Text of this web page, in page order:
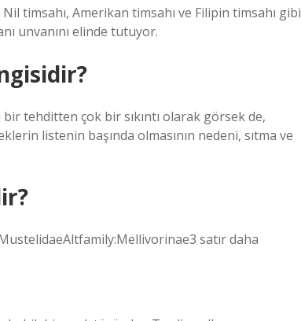
timsahı, Amerikan timsahı ve Filipin timsahı gibi
unvanını elinde tutuyor.
tehditten çok bir sıkıntı olarak görsek de,
listenin başında olmasının nedeni, sıtma ve
satır daha